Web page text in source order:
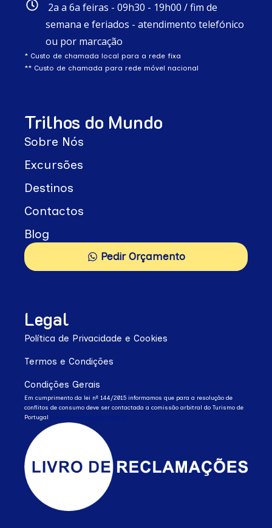
2a a 6a feiras - 09h30 - 19h00 / fim de
semana e feriados - atendimento telefónico
ou por marcação
* Custo de chamada local para a rede fixa
** Custo de chamada para rede móvel nacional
Trilhos do Mundo
Sobre Nós
Excursões
Destinos
Contactos
Blog
Pedir Orçamento
Legal
Política de Privacidade e Cookies
Termos e Condições
Condições Gerais
Em cumprimento da lei nº 144/2015 informamos que para a resolução de
conflitos de consumo deve ser contactada a comissão arbitral do Turismo de
Portugal